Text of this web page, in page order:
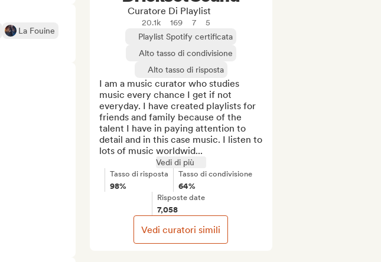
La Fouine
Curatore Di Playlist
20.1k 169 7
5
Playlist Spotify certificata
Alto tasso di condivisione
Alto tasso di risposta
I am a music curator who studies
music every chance I get if not
everyday. I have created playlists for
friends and family because of the
talent I have in paying attention to
detail and in this case music. I listen to
lots of music worldwid...
Vedi di più
Tasso di risposta
98%
Tasso di condivisione
64%
Risposte date
7,058
Vedi curatori simili